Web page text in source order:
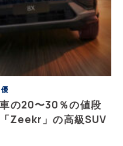
の20〜30％の値段
Zeekr」の高級SUV